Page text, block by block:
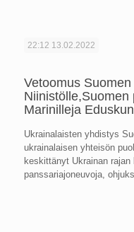
22:12 13.02.2022
Vetoomus
Marinilleja
Ukrainalaisten yhdistys
ukrainalaisen yhteisön
keskittänyt Ukrainan
panssariajoneuvoja,